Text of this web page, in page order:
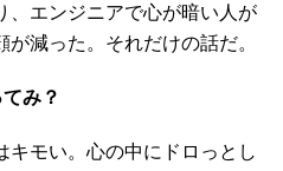
、エンジニアで心が暗い人が
減った。それだけの話だ。
み？
モい。心の中にドロっとし